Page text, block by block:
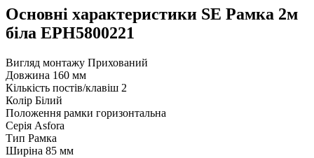
Основні характеристики SE Рамка 2м
біла EPH5800221
Вигляд монтажу Прихований
Довжина 160 мм
Кількість постів/клавіш 2
Колір Білий
Положення рамки горизонтальна
Серія Asfora
Тип Рамка
Ширіна 85 мм